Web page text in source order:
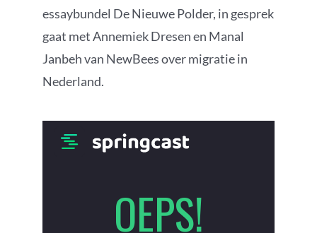
essaybundel De Nieuwe Polder, in gesprek
gaat met Annemiek Dresen en Manal
Janbeh van NewBees over migratie in
Nederland.